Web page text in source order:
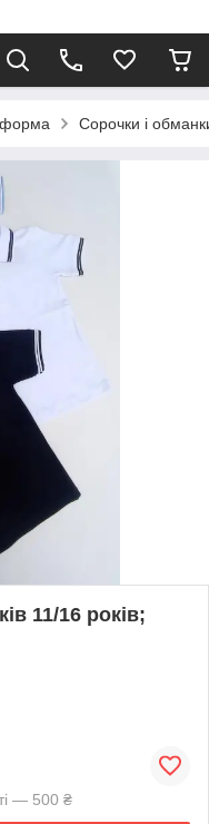
форма Сорочки і
11/16 років;
— 500 ₴